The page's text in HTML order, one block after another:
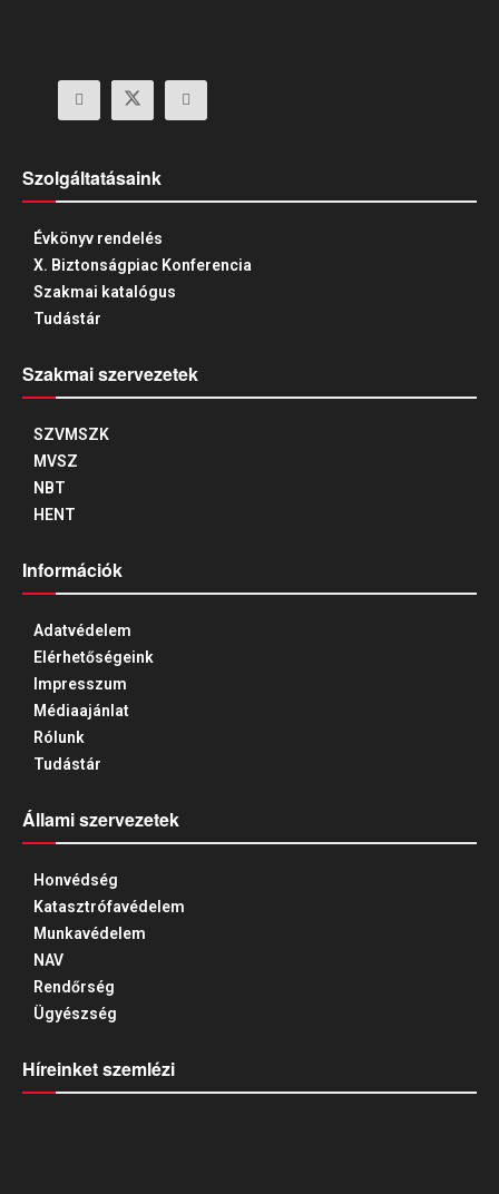
Szolgáltatásaink
Évkönyv rendelés
X. Biztonságpiac Konferencia
Szakmai katalógus
Tudástár
Szakmai szervezetek
SZVMSZK
MVSZ
NBT
HENT
Információk
Adatvédelem
Elérhetőségeink
Impresszum
Médiaajánlat
Rólunk
Tudástár
Állami szervezetek
Honvédség
Katasztrófavédelem
Munkavédelem
NAV
Rendőrség
Ügyészség
Híreinket szemlézi